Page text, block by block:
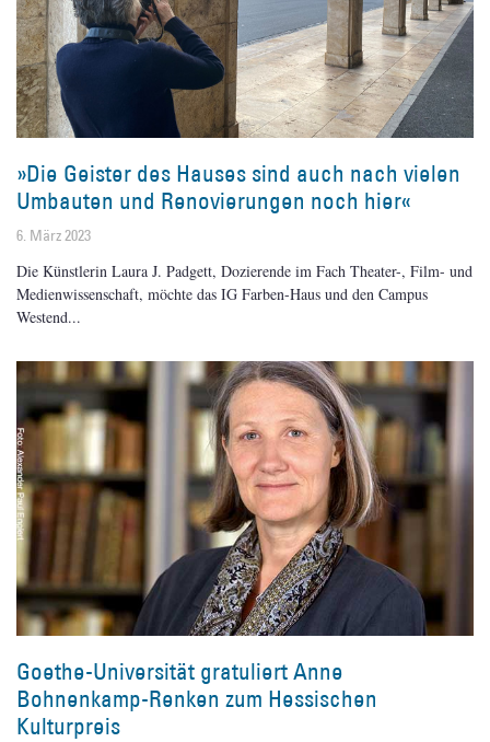
»Die Geister des Hauses sind auch nach vielen
Umbauten und Renovierungen noch hier«
6. März 2023
Die Künstlerin Laura J. Padgett, Dozierende im Fach Theater-, Film- und
Medienwissenschaft, möchte das IG Farben-Haus und den Campus
Westend
Goethe-Universität gratuliert Anne
Bohnenkamp-Renken zum Hessischen
Kulturpreis